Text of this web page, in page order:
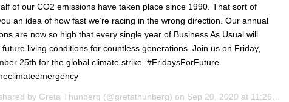
of our CO2 emissions have taken place since 1990. That sort of
an idea of how fast we’re racing in the wrong direction. Our annual
are now so high that every single year of Business As Usual will
future living conditions for countless generations. Join us on Friday,
25th for the global climate strike. #FridaysForFuture
by Greta Thunberg (@gretathunberg) on Sep 20, 2020 at 11:26am PDT